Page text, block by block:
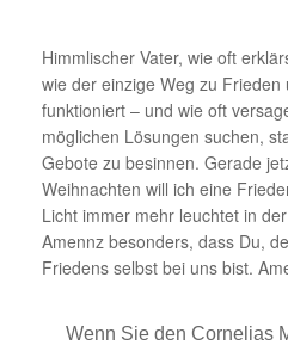
Himmlischer Vater, wie oft
wie der einzige Weg zu Frieden
funktioniert – und wie oft
möglichen Lösungen suchen,
Gebote zu besinnen. Gerade
Weihnachten will ich eine
Licht immer mehr leuchtet in
Amennz besonders, dass Du,
Friedens selbst bei uns bist.
Wenn Sie den Cornelias